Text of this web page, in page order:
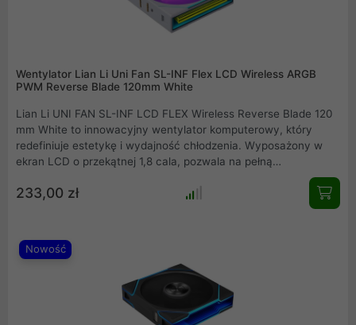
Wentylator Lian Li Uni Fan SL-INF Flex LCD Wireless ARGB
PWM Reverse Blade 120mm White
Lian Li UNI FAN SL-INF LCD FLEX Wireless Reverse Blade 120
mm White to innowacyjny wentylator komputerowy, który
redefiniuje estetykę i wydajność chłodzenia. Wyposażony w
ekran LCD o przekątnej 1,8 cala, pozwala na pełną
animacji lub parametrów systemu. Dzięki konstrukcji z
odwróconymi łopatkami oraz systemowi bezprzewodowej
lustrem nieskończoności zachwyca w każdym zestawie PC.
233,00 zł
Nowość